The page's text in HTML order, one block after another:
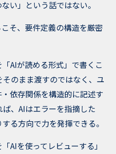
い」という話ではない。
そ、要件定義の構造を厳密
AIが読める形式」で書くこ
のまま渡すのではなく、ユ
依存関係を構造的に記述す
、AIはエラーを指摘した
る方向で力を発揮できる。
AIを使ってレビューする」